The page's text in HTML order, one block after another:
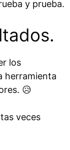
y prueba.
los
herramienta
😥
veces